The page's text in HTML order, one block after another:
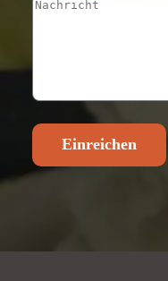
Einreichen